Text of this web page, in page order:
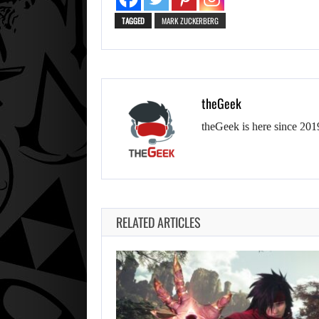
TAGGED MARK ZUCKERBERG
theGeek
theGeek is here since
RELATED ARTICLES